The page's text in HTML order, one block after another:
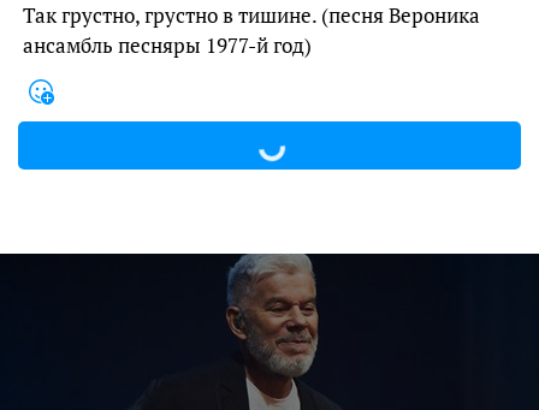
Так грустно, грустно в тишине. (песня Вероника
ансамбль песняры 1977-й год)